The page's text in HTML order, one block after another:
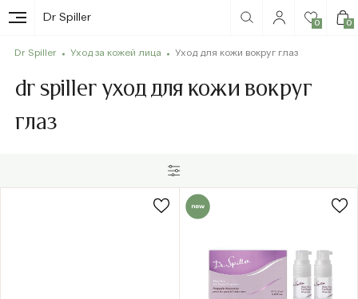
Dr Spiller
0 0
Dr Spiller Уход за кожей лица Уход для кожи вокруг глаз
dr spiller уход для кожи вокруг
глаз